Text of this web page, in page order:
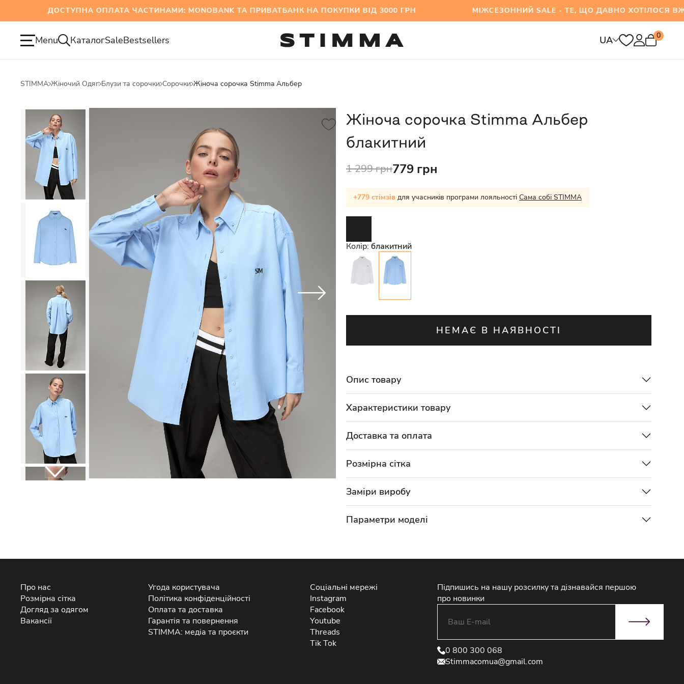
ДОСТУПНА ОПЛАТА ЧАСТИНАМИ: MONOBANK ТА ПРИВАТБАНК НА ПОКУПКИ ВІД 3000 ГРН МІЖСЕЗОННИЙ SALE - ТЕ, ЩО ДАВНО ХОТІЛОСЯ ВЖЕ
Menu КаталогSaleBestsellers UA 0
STIMMA Жіночий Одяг Блузи та сорочки Сорочки Жіноча сорочка Stimma Альбер
Жіноча сорочка Stimma Альбер
блакитний
1 299 грн779 грн
+779 стімзів для учасників програми лояльності Сама собі STIMMA
Колір: блакитний
НЕМАЄ В НАЯВНОСТІ
Опис товару
Характеристики товару
Доставка та оплата
Розмірна сітка
Заміри виробу
Параметри моделі
Про нас
Розмірна сітка
Догляд за одягом
Вакансії
Угода користувача
Політика конфіденційності
Оплата та доставка
Гарантія та повернення
STIMMA: медіа та проєкти
Соціальні мережі
Instagram
Facebook
Youtube
Threads
Tik Tok
Підпишись на нашу розсилку та дізнавайся першою
про новинки
0 800 300 068
Stimmacomua@gmail.com